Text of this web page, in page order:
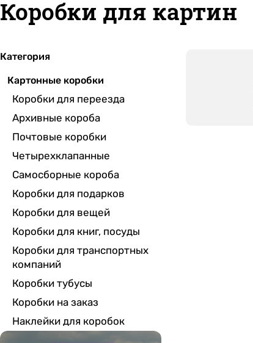
Коробки для картин
Категория
Картонные коробки
Коробки для переезда
Архивные короба
Почтовые коробки
Четырехклапанные
Самосборные короба
Коробки для подарков
Коробки для вещей
Коробки для книг, посуды
Коробки для транспортных
компаний
Коробки тубусы
Коробки на заказ
Наклейки для коробок